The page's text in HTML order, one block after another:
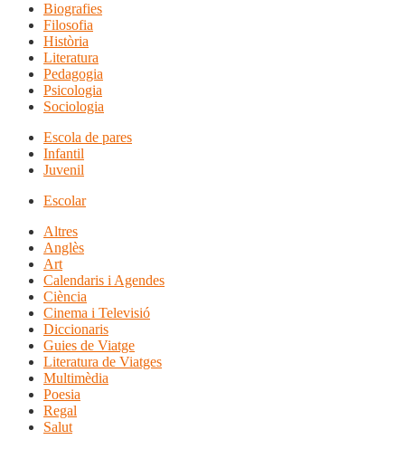
Biografies
Filosofia
Història
Literatura
Pedagogia
Psicologia
Sociologia
Escola de pares
Infantil
Juvenil
Escolar
Altres
Anglès
Art
Calendaris i Agendes
Ciència
Cinema i Televisió
Diccionaris
Guies de Viatge
Literatura de Viatges
Multimèdia
Poesia
Regal
Salut